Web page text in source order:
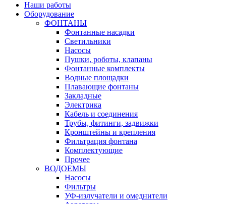
Наши работы
Оборудование
ФОНТАНЫ
Фонтанные насадки
Cветильники
Насосы
Пушки, роботы, клапаны
Фонтанные комплекты
Водные площадки
Плавающие фонтаны
Закладные
Электрика
Кабель и соединения
Трубы, фитинги, задвижки
Кронштейны и крепления
Фильтрация фонтана
Комплектующие
Прочее
ВОДОЕМЫ
Насосы
Фильтры
УФ-излучатели и омеднители